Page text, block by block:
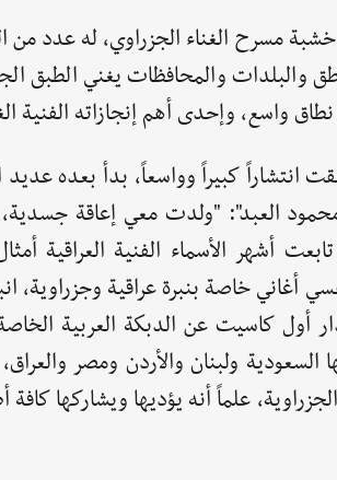
والبلدات والمحافظات يغني الطبق
واسع، وإحدى أهم إنجازاته الفنية
انتشاراً كبيراً وواسعاً، بدأ بعده عديد
العبد": "ولدت معي إعاقة
أشهر الأسماء الفنية العراقية
خاصة بنبرة عراقية وجزراوية،
أول كاسيت عن الدبكة العربية
ولبنان والأردن ومصر
علماً أنه يؤديها ويشاركها